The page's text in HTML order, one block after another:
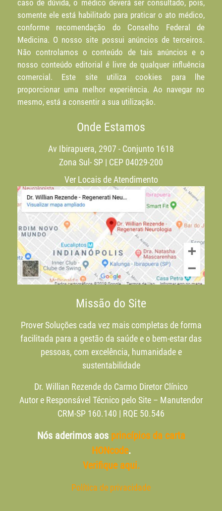
caso de dúvida, o médico deverá ser consultado, pois,
somente ele está habilitado para praticar o ato médico,
conforme recomendação do Conselho Federal de
Medicina. O nosso site possui anúncios de terceiros.
Não controlamos o conteúdo de tais anúncios e o
nosso conteúdo editorial é livre de qualquer influência
comercial. Este site utiliza cookies para lhe
proporcionar uma melhor experiência. Ao navegar no
mesmo, está a consentir a sua utilização.
Onde Estamos
Av Ibirapuera, 2907 - Conjunto 1618
Zona Sul- SP | CEP 04029-200
Ver Locais de Atendimento
Missão do Site
Prover Soluções cada vez mais completas de forma
facilitada para a gestão da saúde e o bem-estar das
pessoas, com excelência, humanidade e
sustentabilidade
Dr. Willian Rezende do Carmo Diretor Clínico
Autor e Responsável Técnico pelo Site – Manutendor
CRM-SP 160.140 | RQE 50.546
Nós aderimos aos princípios da carta
HONcode.
Verifique aqui.
Política de privacidade